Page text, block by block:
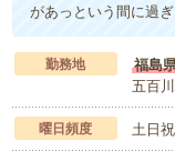
があっという間に過
勤務地
福島
五百
曜日頻度 土日